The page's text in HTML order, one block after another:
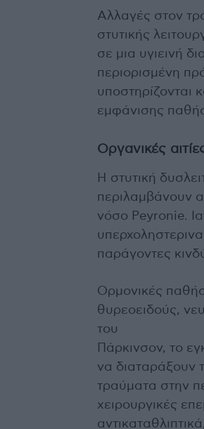
Αλλαγές στον
στυτικής
σε μια υγιεινή
περιορισμένη
εμφάνισης
Οργανικές
Η στυτική
περιλαμβάνουν
νόσο Peyronie.
παράγοντες
Ορμονικές
θυρεοειδούς,
του
Πάρκινσον, το
να διαταράξουν
τραύματα στην
χειρουργικές